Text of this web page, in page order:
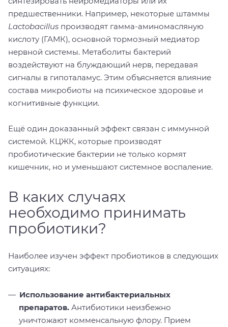
предшественники. Например, некоторые штаммы
Lactobacillus производят гамма-аминомасляную
кислоту (ГАМК), основной тормозный медиатор
нервной системы. Метаболиты бактерий
воздействуют на блуждающий нерв, передавая
сигналы в гипоталамус. Этим объясняется влияние
состава микробиоты на психическое здоровье и
когнитивные функции.
Ещё один доказанный эффект связан с иммунной
системой. КЦЖК, которые производят
пробиотические бактерии не только кормят
кишечник, но и уменьшают системное воспаление.
В каких случаях
необходимо принимать
пробиотики?
Наиболее изучен эффект пробиотиков в следующих
ситуациях:
Использование антибактериальных
препаратов. Антибиотики неизбежно
уничтожают комменсальную флору. Прием